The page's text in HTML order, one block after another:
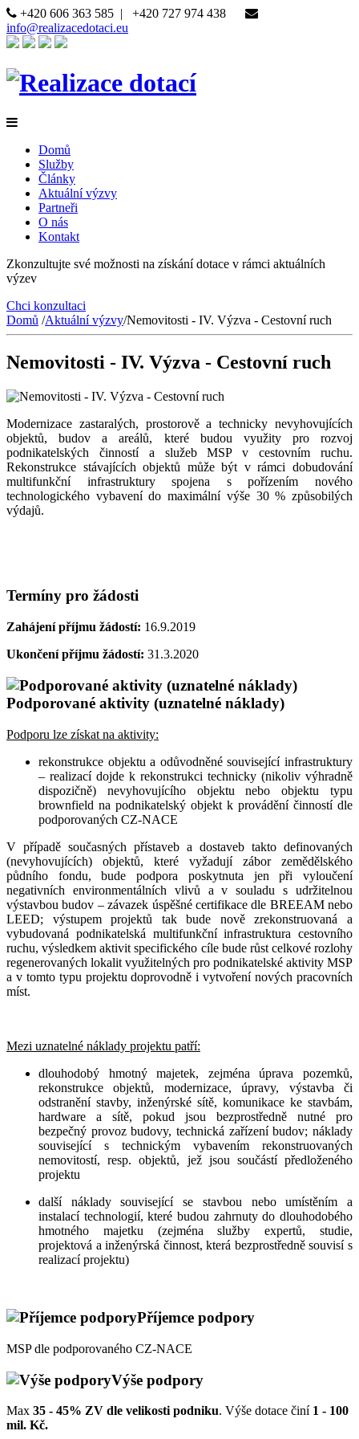
+420 606 363 585 |
+420 727 974 438
info@realizacedotaci.eu
Domů
Služby
Články
Aktuální výzvy
Partneři
O nás
Kontakt
Zkonzultujte své možnosti na získání dotace v rámci aktuálních
výzev
Chci konzultaci
Domů /Aktuální výzvy/Nemovitosti - IV. Výzva - Cestovní ruch
Nemovitosti - IV. Výzva - Cestovní ruch
Modernizace zastaralých, prostorově a technicky nevyhovujících
objektů, budov a areálů, které budou využity pro rozvoj
podnikatelských činností a služeb MSP v cestovním ruchu.
Rekonstrukce stávajících objektů může být v rámci dobudování
multifunkční infrastruktury spojena s pořízením nového
technologického vybavení do maximální výše 30 % způsobilých
výdajů.
Termíny pro žádosti
Zahájení příjmu žádostí: 16.9.2019
Ukončení příjmu žádostí: 31.3.2020
Podporované aktivity (uznatelné náklady)
Podporu lze získat na aktivity:
rekonstrukce objektu a odůvodněné související infrastruktury
– realizací dojde k rekonstrukci technicky (nikoliv výhradně
dispozičně) nevyhovujícího objektu nebo objektu typu
brownfield na podnikatelský objekt k provádění činností dle
podporovaných CZ-NACE
V případě současných přístaveb a dostaveb takto definovaných
(nevyhovujících) objektů, které vyžadují zábor zemědělského
půdního fondu, bude podpora poskytnuta jen při vyloučení
negativních environmentálních vlivů a v souladu s udržitelnou
výstavbou budov – závazek úspěšné certifikace dle BREEAM nebo
LEED; výstupem projektů tak bude nově zrekonstruovaná a
vybudovaná podnikatelská multifunkční infrastruktura cestovního
ruchu, výsledkem aktivit specifického cíle bude růst celkové rozlohy
regenerovaných lokalit využitelných pro podnikatelské aktivity MSP
a v tomto typu projektu doprovodně i vytvoření nových pracovních
míst.
Mezi uznatelné náklady projektu patří:
dlouhodobý hmotný majetek, zejména úprava pozemků,
rekonstrukce objektů, modernizace, úpravy, výstavba či
odstranění stavby, inženýrské sítě, komunikace ke stavbám,
hardware a sítě, pokud jsou bezprostředně nutné pro
bezpečný provoz budovy, technická zařízení budov; náklady
související s technickým vybavením rekonstruovaných
nemovitostí, resp. objektů, jež jsou součástí předloženého
projektu
další náklady související se stavbou nebo umístěním a
instalací technologií, které budou zahrnuty do dlouhodobého
hmotného majetku (zejména služby expertů, studie,
projektová a inženýrská činnost, která bezprostředně souvisí s
realizací projektu)
Příjemce podpory
MSP dle podporovaného CZ-NACE
Výše podpory
Max 35 - 45% ZV dle velikosti podniku. Výše dotace činí 1 - 100
mil. Kč.